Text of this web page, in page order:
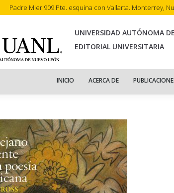
Padre Mier 909 Pte. esquina con Vallarta. Monterrey,
UNIVERSIDAD AUTÓNOMA
EDITORIAL UNIVERSITARIA
INICIO ACERCA DE
INICIO